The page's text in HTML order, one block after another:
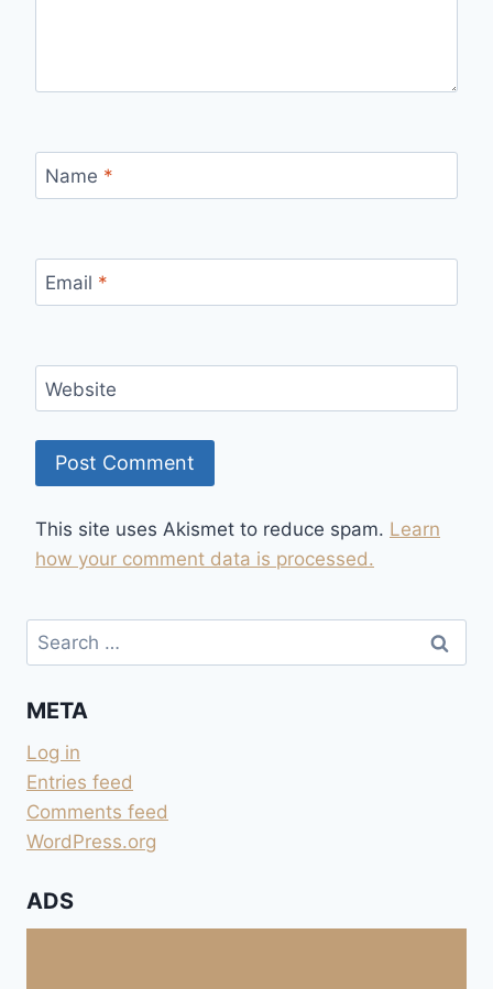
Name *
Email *
Website
This site uses Akismet to reduce spam. Learn
how your comment data is processed.
Search
for:
META
Log in
Entries feed
Comments feed
WordPress.org
ADS